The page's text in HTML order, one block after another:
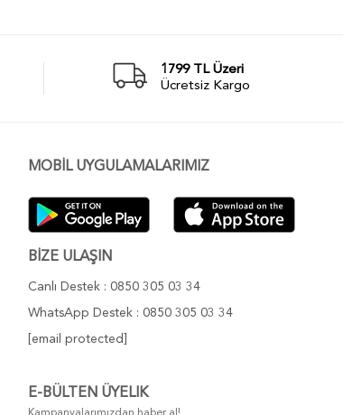
1799 TL Üzeri
Ücretsiz Kargo
MOBİL UYGULAMALARIMIZ
BİZE ULAŞIN
Canlı Destek : 0850 305 03 34
WhatsApp Destek : 0850 305 03 34
[email protected]
E-BÜLTEN ÜYELIK